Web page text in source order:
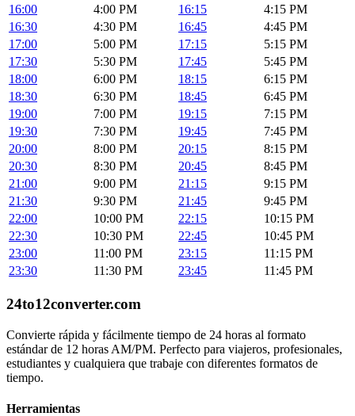
16:00
4:00 PM 16:15
4:15 PM
16:30
4:30 PM 16:45
4:45 PM
17:00
5:00 PM 17:15
5:15 PM
17:30
5:30 PM 17:45
5:45 PM
18:00
6:00 PM 18:15
6:15 PM
18:30
6:30 PM 18:45
6:45 PM
19:00
7:00 PM 19:15
7:15 PM
19:30
7:30 PM 19:45
7:45 PM
20:00
8:00 PM 20:15
8:15 PM
20:30
8:30 PM 20:45
8:45 PM
21:00
9:00 PM 21:15
9:15 PM
21:30
9:30 PM 21:45
9:45 PM
22:00
10:00 PM 22:15
10:15 PM
22:30
10:30 PM 22:45
10:45 PM
23:00
11:00 PM 23:15
11:15 PM
23:30
11:30 PM 23:45 11:45 PM
24to12converter.com
Convierte rápida y fácilmente tiempo de 24 horas al formato
estándar de 12 horas AM/PM. Perfecto para viajeros, profesionales,
estudiantes y cualquiera que trabaje con diferentes formatos de
tiempo.
Herramientas